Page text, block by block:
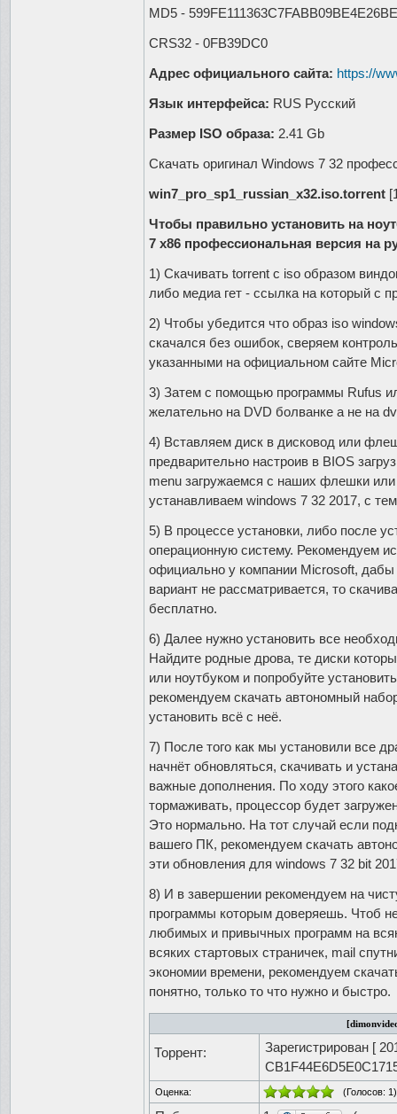
MD5 -
CRS32 - 0FB39DC0
Адрес официального сайта: https://
Язык интерфейса: RUS Русский
Размер ISO образа: 2.41 Gb
Скачать оригинал Windows 7 32
win7_pro_sp1_russian_x32.iso.torrent
Чтобы правильно установить на
7 x86 профессиональная версия на
1) Скачивать torrent с iso образом
либо медиа гет - ссылка на который с
2) Чтобы убедится что образ iso
скачался без ошибок, сверяем
указанными на официальном сайте
3) Затем с помощью программы Rufus
желательно на DVD болванке а не на
4) Вставляем диск в дисковод или
предварительно настроив в BIOS
menu загружаемся с наших флешки
устанавливаем windows 7 32 2017, с
5) В процессе установки, либо после
операционную систему. Рекомендуем
официально у компании Microsoft,
вариант не рассматривается, то
бесплатно.
6) Далее нужно установить все
Найдите родные дрова, те диски
или ноутбуком и попробуйте
рекомендуем скачать автономный
установить всё с неё.
7) После того как мы установили все
начнёт обновляться, скачивать и
важные дополнения. По ходу этого
тормаживать, процессор будет
Это нормально. На тот случай если
вашего ПК, рекомендуем скачать
эти обновления для windows 7 32 bit
8) И в завершении рекомендуем на
программы которым доверяешь. Чтоб
любимых и привычных программ на
всяких стартовых страничек, mail
экономии времени, рекомендуем
понятно, только то что нужно и быстро.
Торрент: Зарегистрирован [
Оценка: (Голосов: 1)